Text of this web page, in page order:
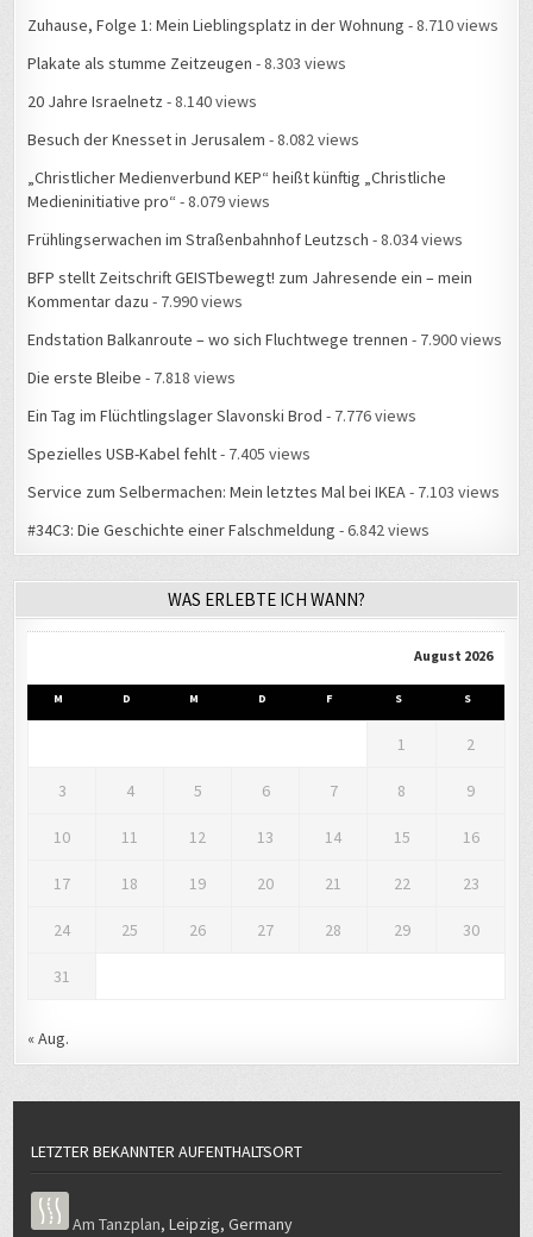
Zuhause, Folge 1: Mein Lieblingsplatz in der Wohnung - 8.710 views
Plakate als stumme Zeitzeugen - 8.303 views
20 Jahre Israelnetz - 8.140 views
Besuch der Knesset in Jerusalem - 8.082 views
„Christlicher Medienverbund KEP“ heißt künftig „Christliche
Medieninitiative pro“ - 8.079 views
Frühlingserwachen im Straßenbahnhof Leutzsch - 8.034 views
BFP stellt Zeitschrift GEISTbewegt! zum Jahresende ein – mein
Kommentar dazu - 7.990 views
Endstation Balkanroute – wo sich Fluchtwege trennen - 7.900 views
Die erste Bleibe - 7.818 views
Ein Tag im Flüchtlingslager Slavonski Brod - 7.776 views
Spezielles USB-Kabel fehlt- 7.405 views
Service zum Selbermachen: Mein letztes Mal bei IKEA- 7.103 views
#34C3: Die Geschichte einer Falschmeldung - 6.842 views
WAS ERLEBTE ICH WANN?
August 2026
M D M D F S S
1 2
3 4 5 6 7 8 9
10 11 12 13 14 15 16
17 18 19 20 21 22 23
24 25 26 27 28 29 30
31
« Aug.
LETZTER BEKANNTER AUFENTHALTSORT
Am Tanzplan,Leipzig,Germany